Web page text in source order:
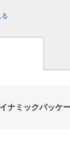
る
イナミックパッケ